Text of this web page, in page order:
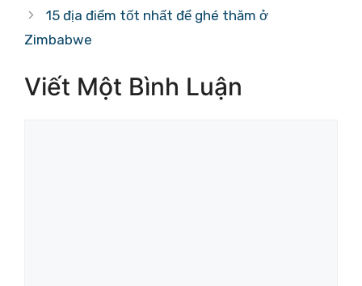
15 địa điểm tốt nhất để ghé thăm ở
Zimbabwe
Viết Một Bình Luận